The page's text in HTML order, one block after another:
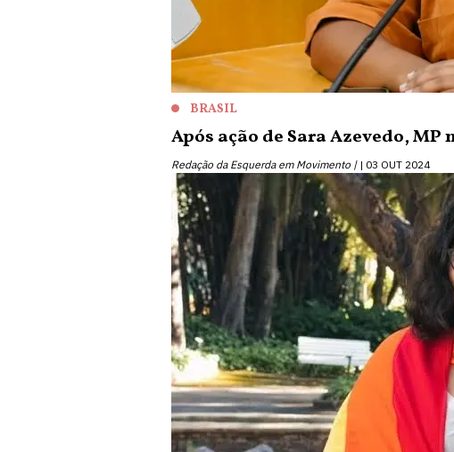
BRASIL
Após ação de Sara Azevedo,
Redação da Esquerda em Movimento | 03 OUT 2024